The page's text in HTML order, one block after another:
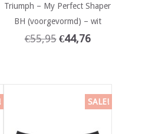
Triumph – My Perfect Shaper
BH (voorgevormd) – wit
€55,95 €44,76
SALE!